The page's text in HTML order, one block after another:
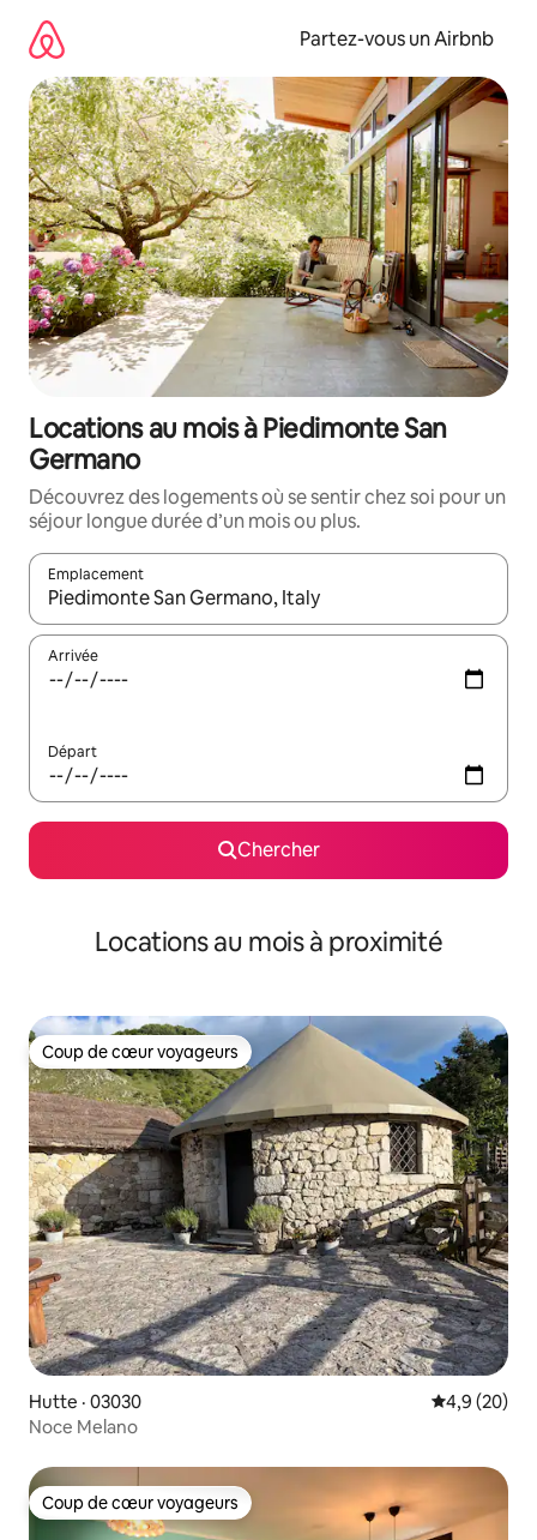
directement
contenu
Partez-vous un Airbnb
Locations au mois à Piedimonte San
Germano
Découvrez des logements où se sentir chez soi pour un
séjour longue durée d’un mois ou plus.
Emplacement
Quand les résultats sont affichés, parcourez-les en utilisant
Arrivée
Départ
Chercher
Locations au mois à proximité
Coup de cœur voyageurs
Coup de cœur voyageurs
Hutte · 03030 Note
4,9 (20)
Noce Melano
Coup de cœur voyageurs
Coup de cœur voyageurs